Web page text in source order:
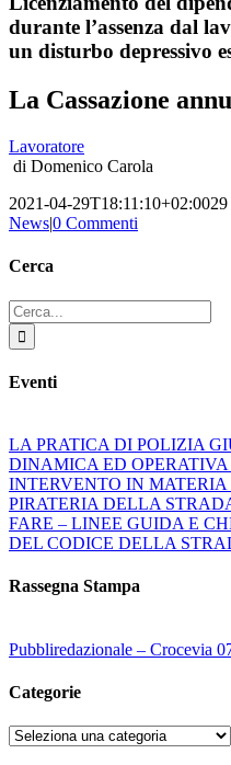
durante l’assenza dal
un disturbo depressivo
La Cassazione
Lavoratore
di Domenico Carola
2021-04-29T18:11:10+02:00
News|0 Commenti
Cerca
Cerca
per:
Eventi
LA PRATICA DI POLIZIA
DINAMICA ED OPERATIVA
INTERVENTO IN
PIRATERIA DELLA
FARE – LINEE GUIDA E
DEL CODICE DELLA
Rassegna Stampa
Pubbliredazionale – Crocevia
Categorie
Categorie